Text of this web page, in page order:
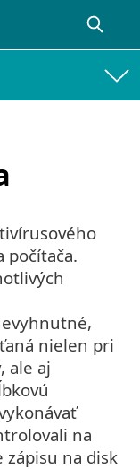
počítača.
nielen pri
ale aj
na
zápisu na disk